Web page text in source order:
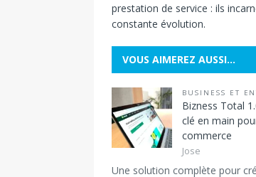
prestation de service : ils
constante évolution.
VOUS AIMEREZ AUSSI…
BUSINESS ET
Bizness Total
clé en main
commerce
Jose
Une solution complète pour